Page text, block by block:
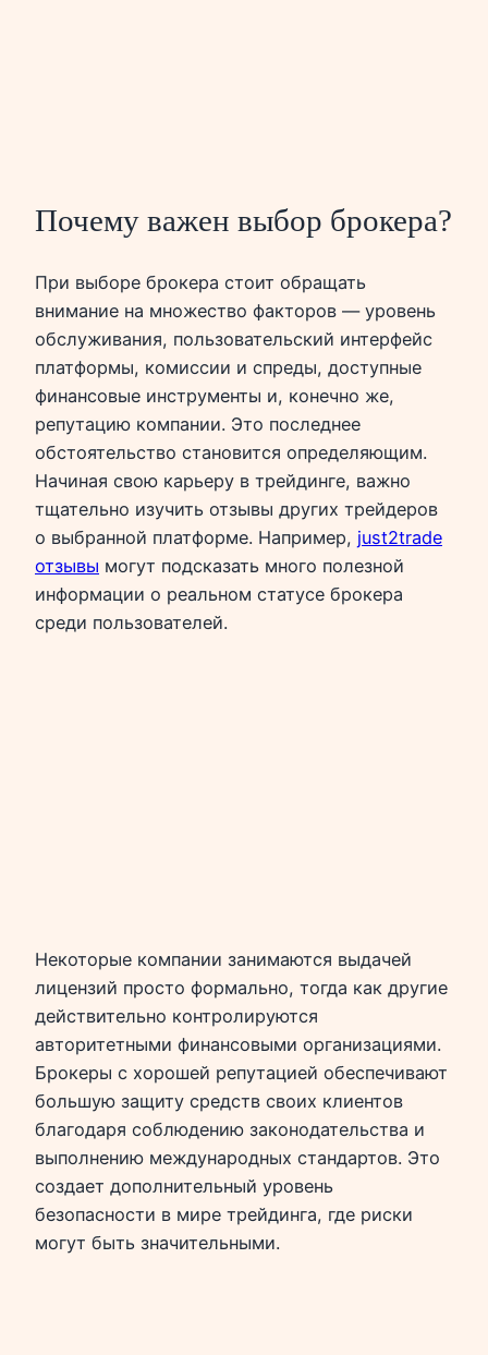
Почему важен выбор брокера?
При выборе брокера стоит обращать
внимание на множество факторов — уровень
обслуживания, пользовательский интерфейс
платформы, комиссии и спреды, доступные
финансовые инструменты и, конечно же,
репутацию компании. Это последнее
обстоятельство становится определяющим.
Начиная свою карьеру в трейдинге, важно
тщательно изучить отзывы других трейдеров
о выбранной платформе. Например, just2trade
отзывы могут подсказать много полезной
информации о реальном статусе брокера
среди пользователей.
Некоторые компании занимаются выдачей
лицензий просто формально, тогда как другие
действительно контролируются
авторитетными финансовыми организациями.
Брокеры с хорошей репутацией обеспечивают
большую защиту средств своих клиентов
благодаря соблюдению законодательства и
выполнению международных стандартов. Это
создает дополнительный уровень
безопасности в мире трейдинга, где риски
могут быть значительными.